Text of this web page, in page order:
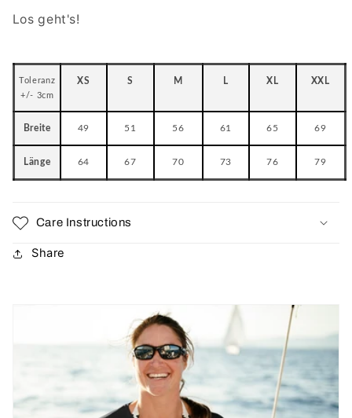
Los geht's!
Toleranz
+/- 3cm
XS S M L XL XXL
Breite 49 51 56 61 65 69
Länge 64 67 70 73 76 79
Care Instructions
Share